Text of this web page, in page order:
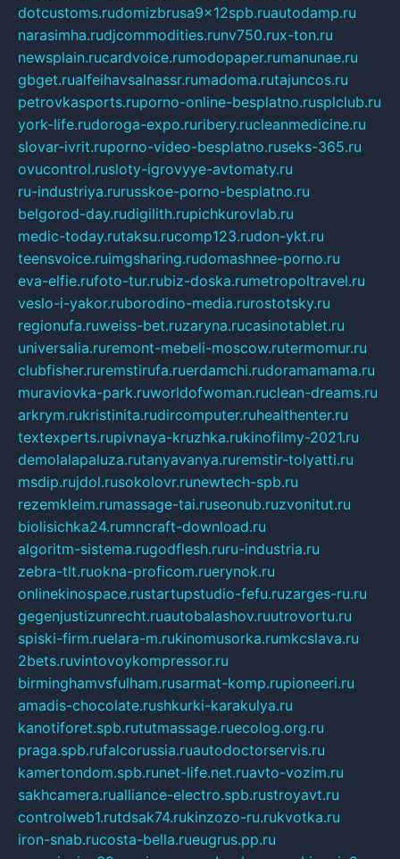
dotcustoms.rudomizbrusa9x12spb.ruautodamp.ru
narasimha.rudjcommodities.runv750.rux-ton.ru
newsplain.rucardvoice.rumodopaper.rumanunae.ru
gbget.rualfeihavsalnassr.rumadoma.rutajuncos.ru
petrovkasports.ruporno-online-besplatno.rusplclub.ru
york-life.rudoroga-expo.ruribery.rucleanmedicine.ru
slovar-ivrit.ruporno-video-besplatno.ruseks-365.ru
ovucontrol.rusloty-igrovyye-avtomaty.ru
ru-industriya.rurusskoe-porno-besplatno.ru
belgorod-day.rudigilith.rupichkurovlab.ru
medic-today.rutaksu.rucomp123.rudon-ykt.ru
teensvoice.ruimgsharing.rudomashnee-porno.ru
eva-elfie.rufoto-tur.rubiz-doska.rumetropoltravel.ru
veslo-i-yakor.ruborodino-media.rurostotsky.ru
regionufa.ruweiss-bet.ruzaryna.rucasinotablet.ru
universalia.ruremont-mebeli-moscow.rutermomur.ru
clubfisher.ruremstirufa.ruerdamchi.rudoramamama.ru
muraviovka-park.ruworldofwoman.ruclean-dreams.ru
arkrym.rukristinita.rudircomputer.ruhealthenter.ru
textexperts.rupivnaya-kruzhka.rukinofilmy-2021.ru
demolalapaluza.rutanyavanya.ruremstir-tolyatti.ru
msdip.rujdol.rusokolovr.runewtech-spb.ru
rezemkleim.rumassage-tai.ruseonub.ruzvonitut.ru
biolisichka24.rumncraft-download.ru
algoritm-sistema.rugodflesh.ruru-industria.ru
zebra-tlt.ruokna-proficom.ruerynok.ru
onlinekinospace.rustartupstudio-fefu.ruzarges-ru.ru
gegenjustizunrecht.ruautobalashov.ruutrovortu.ru
spiski-firm.ruelara-m.rukinomusorka.rumkcslava.ru
2bets.ruvintovoykompressor.ru
birminghamvsfulham.rusarmat-komp.rupioneeri.ru
amadis-chocolate.rushkurki-karakulya.ru
kanotiforet.spb.rututmassage.ruecolog.org.ru
praga.spb.rufalcorussia.ruautodoctorservis.ru
kamertondom.spb.runet-life.net.ruavto-vozim.ru
sakhcamera.rualliance-electro.spb.rustroyavt.ru
controlweb1.rutdsak74.rukinzozo-ru.rukvotka.ru
iron-snab.rucosta-bella.rueugrus.pp.ru